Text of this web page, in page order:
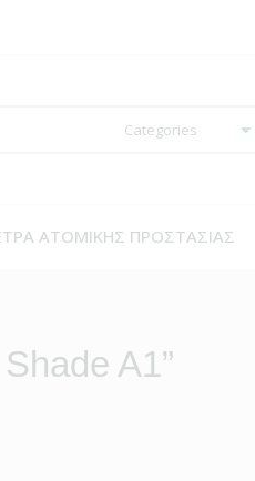
ΑΤΟΜΙΚΗΣ ΠΡΟΣΤΑΣΙΑΣ
A1”